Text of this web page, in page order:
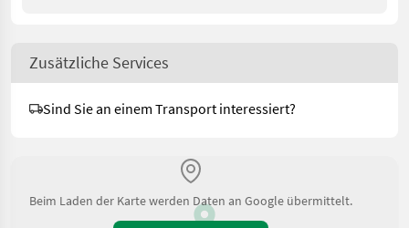
Zusätzliche Services
Sind Sie an einem Transport interessiert?
Beim Laden der Karte werden Daten an Google übermittelt.